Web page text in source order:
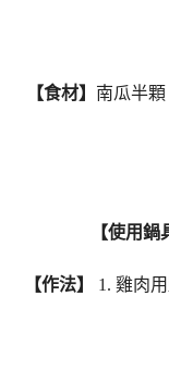
【食材】 南瓜半
【使用
【作法】 1. 雞肉